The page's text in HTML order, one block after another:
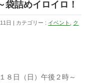
詰めイロイロ！
日 カテゴリー : イベント
ク
８日（日）午後２時～